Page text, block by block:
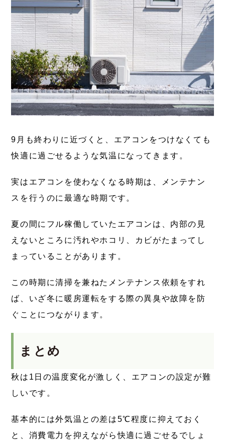
9月も終わりに近づくと、エアコンをつけなくても
快適に過ごせるような気温になってきます。
実はエアコンを使わなくなる時期は、メンテナン
スを行うのに最適な時期です。
夏の間にフル稼働していたエアコンは、内部の見
えないところに汚れやホコリ、カビがたまってし
まっていることがあります。
この時期に清掃を兼ねたメンテナンス依頼をすれ
ば、いざ冬に暖房運転をする際の異臭や故障を防
ぐことにつながります。
まとめ
秋は1日の温度変化が激しく、エアコンの設定が難
しいです。
基本的には外気温との差は5℃程度に抑えておく
と、消費電力を抑えながら快適に過ごせるでしょ